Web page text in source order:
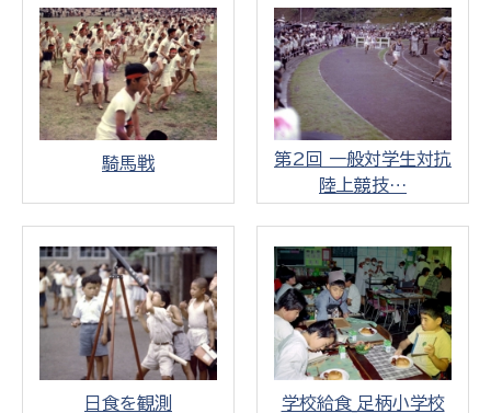
騎馬戦
第2回 一般対学生対抗
陸上競技…
日食を観測 学校給食_足柄小学校